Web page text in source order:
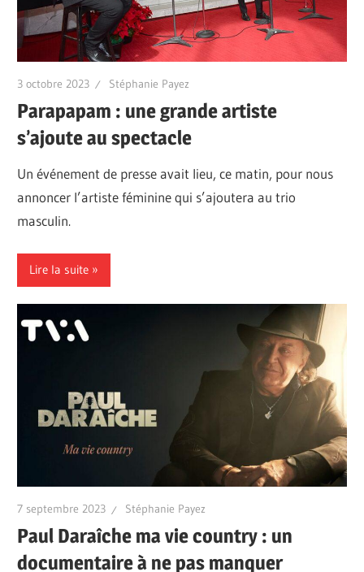
3 octobre 2023 Stéphanie Payez
Parapapam : une grande artiste
s’ajoute au spectacle
Un événement de presse avait lieu, ce matin, pour nous
annoncer l’artiste féminine qui s’ajoutera au trio
masculin.
Lire la suite
7 septembre 2023 Stéphanie Payez
Paul Daraîche ma vie country : un
documentaire à ne pas manquer